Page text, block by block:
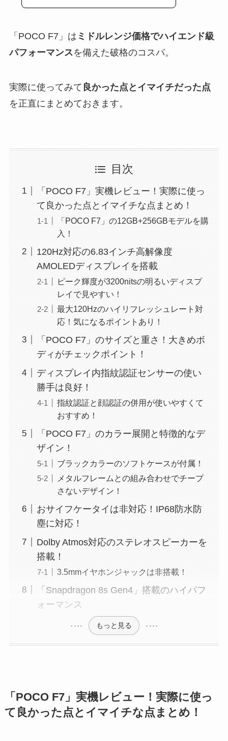
「POCO F7」は ミドルレンジ価格でハイエンド級
パフォーマンスを備えた破格のコスパ。
実際に使ってみて 良かった点とイマイチだった点
を正直にまとめておきます。
目次
「POCO F7」実機レビュー！実際に使っ
て良かった点とイマイチな点まとめ！
「POCO F7」の12GB+256GBモデルを購
入！
120Hz対応の6.83インチ高解像度
AMOLEDディスプレイを搭載
ピーク輝度が3200nitsの明るいディスプ
レイで見やすい！
最大120Hzのハイリフレッシュレート対
応！気になるポイントあり！
「POCO F7」のサイズと重さ！大きめボ
ディがチェックポイント！
ディスプレイ内指紋認証センサーの使い
勝手は良好！
指紋認証と顔認証の併用が使いやすくて
おすすめ！
「POCO F7」のカラー展開と特徴的なデ
ザイン！
ブラックカラーのソフトケースが付属！
メタルフレームとの組み合わせでチープ
さないデザイン！
おサイフケータイは非対応！IP68防水防
塵に対応！
Dolby Atmos対応のステレオスピーカーを
搭載！
3.5mmイヤホンジャックは非搭載！
「Snapdragon 8s Gen4」搭載のハイパフ
ォーマンス
もっと見る
「POCO F7」実機レビュー！実際に使っ
て良かった点とイマイチな点まとめ！